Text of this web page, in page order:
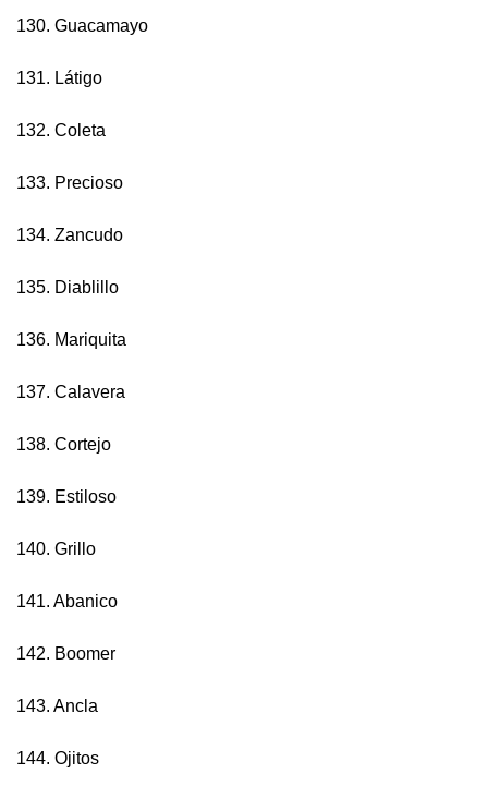
130. Guacamayo
131. Látigo
132. Coleta
133. Precioso
134. Zancudo
135. Diablillo
136. Mariquita
137. Calavera
138. Cortejo
139. Estiloso
140. Grillo
141. Abanico
142. Boomer
143. Ancla
144. Ojitos